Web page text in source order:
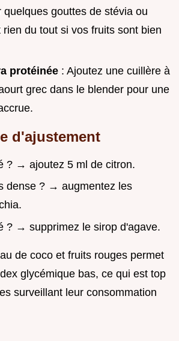
quelques gouttes de stévia ou
rien du tout si vos fruits sont bien
protéinée : Ajoutez une cuillère à
grec dans le blender pour une
d'ajustement
? → ajoutez 5 ml de citron.
dense ? → augmentez les
? → supprimez le sirop d'agave.
de coco et fruits rouges permet
glycémique bas, ce qui est top
surveillant leur consommation